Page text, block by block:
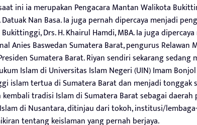
ini ia merupakan Pengacara Mantan Walikota
Datuak Nan Basa. Ia juga pernah dipercaya menjadi
Drs. H. Khairul Hamdi, MBA. Ia juga
Anies Baswedan Sumatera Barat, pengurus Relawan
Sumatera Barat. Riyan sendiri sekarang
Islam di Universitas Islam Negeri (UIN) Imam
islam tertua di Sumatera Barat dan menjadi tonggak
tradisi Islam di Sumatera Barat sebagai
di Nusantara, ditinjau dari tokoh, institusi/
tentang keislaman yang pernah berjaya.